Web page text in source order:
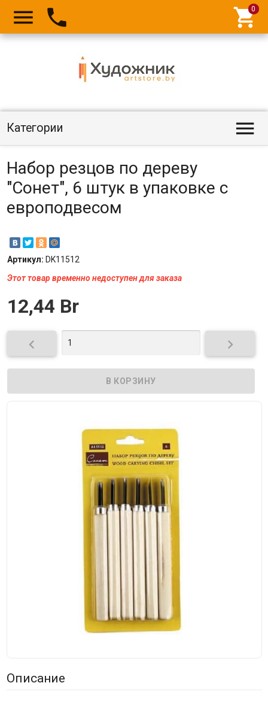
  
Категории 
Набор резцов по дереву
"Сонет", 6 штук в упаковке с
европодвесом
Артикул: DK11512
Этот товар временно недоступен для заказа
12,44 Br
 
Описание